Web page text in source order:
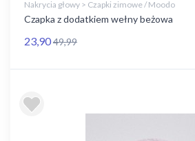
Nakrycia głowy > Czapki zimowe / Moodo
Czapka z dodatkiem wełny beżowa
23,9049,99